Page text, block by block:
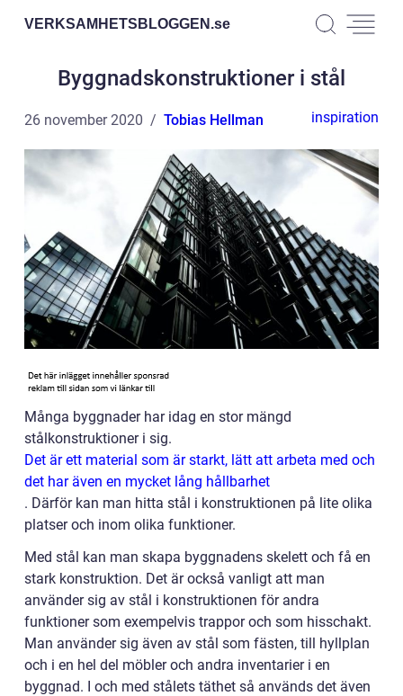
VERKSAMHETSBLOGGEN.se
Byggnadskonstruktioner i stål
26 november 2020 Tobias Hellman inspiration
Många byggnader har idag en stor mängd
stålkonstruktioner i sig.
Det är ett material som är starkt, lätt att arbeta med och
det har även en mycket lång hållbarhet
. Därför kan man hitta stål i konstruktionen på lite olika
platser och inom olika funktioner.
Med stål kan man skapa byggnadens skelett och få en
stark konstruktion. Det är också vanligt att man
använder sig av stål i konstruktionen för andra
funktioner som exempelvis trappor och som hisschakt.
Man använder sig även av stål som fästen, till hyllplan
och i en hel del möbler och andra inventarier i en
byggnad. I och med stålets täthet så används det även